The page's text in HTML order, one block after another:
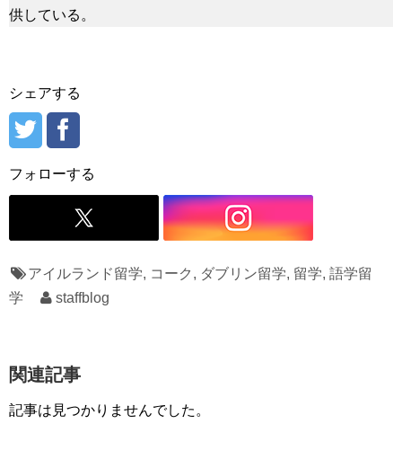
供している。
シェアする
フォローする
アイルランド留学, コーク , ダブリン留学, 留学, 語学留
学
staffblog
関連記事
記事は見つかりませんでした。